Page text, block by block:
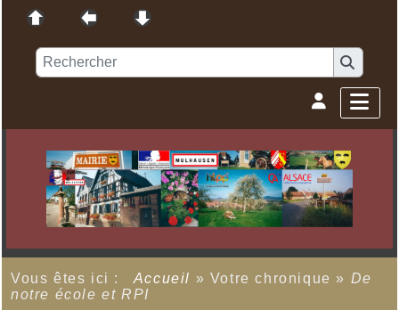
Vous êtes ici : Accueil » Votre chronique » De
notre école et RPI